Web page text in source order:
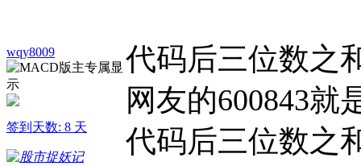
wqy8009
签到天数: 8 天
代码后三位数之
网友的600843就
代码后三位数之